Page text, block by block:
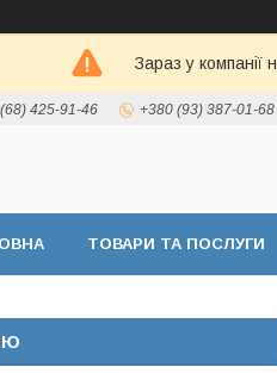
Зараз у
425-91-46 +380 (93) 387-01-68
ТОВАРИ ТА ПОСЛУГИ